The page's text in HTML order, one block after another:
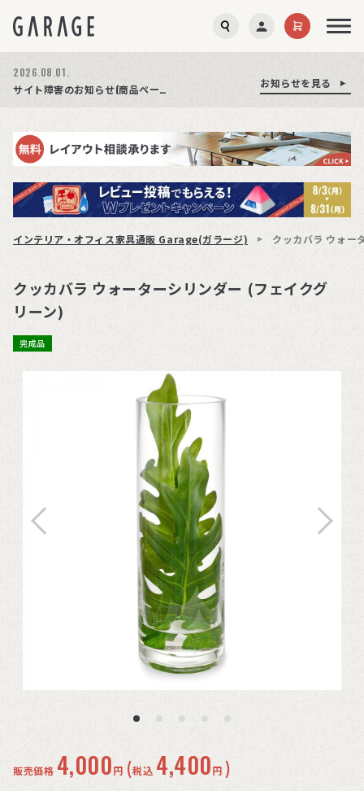
お知らせを見る
商品ページ障害復旧のお知らせ お知らせを見る
2026.08.01.
サイト障害のお知らせ(商品ページが正常に表示されない事象発生)
お知らせを見る
インテリア・オフィス家具通販 Garage(ガラージ) クッカバラ ウォー
クッカバラ ウォーターシリンダー (フェイクグ
リーン)
完成品
販売価格 4,000円 (税込 4,400円 )